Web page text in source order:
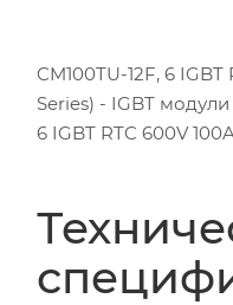
CM100TU-12F, 6
Series) - IGBT
6 IGBT RTC 600V